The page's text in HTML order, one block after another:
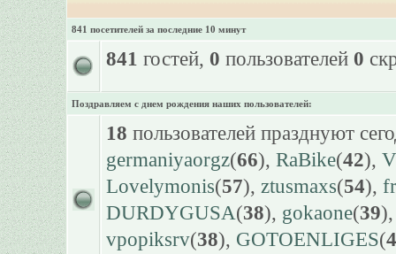
841 посетителей за последние 10 минут
841 гостей, 0 пользователей 0
Поздравляем с днем рождения наших пользователей:
18 пользователей празднуют
germaniyaorgz(66), RaBike(42),
Lovelymonis(57), ztusmaxs(54),
DURDYGUSA(38), gokaone(39
vpopiksrv(38), GOTOENLIGES(